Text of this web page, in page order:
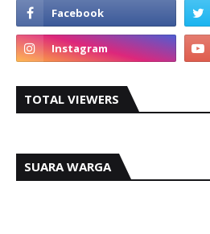
TOTAL VIEWERS
SUARA WARGA